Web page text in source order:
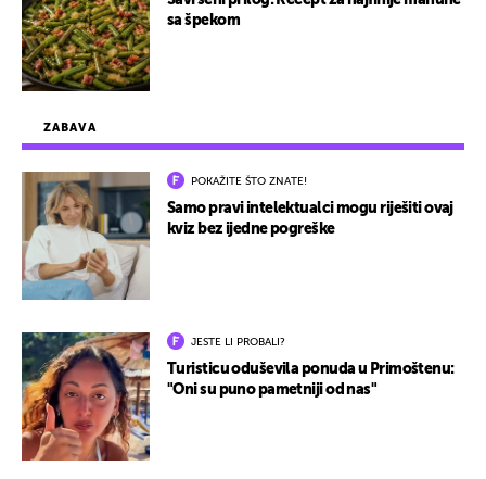
ZABAVA
POKAŽITE ŠTO ZNATE!
Samo pravi intelektualci mogu riješiti ovaj
kviz bez ijedne pogreške
JESTE LI PROBALI?
Turisticu oduševila ponuda u Primoštenu:
"Oni su puno pametniji od nas"
sa špekom